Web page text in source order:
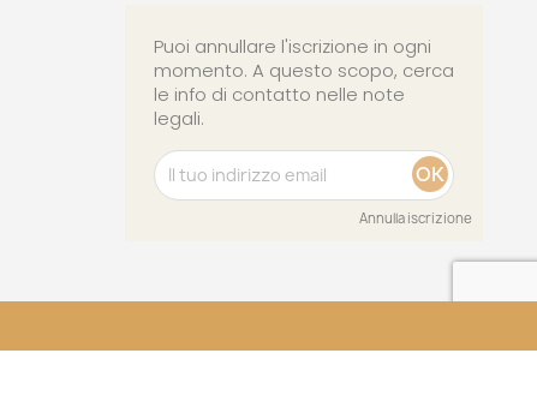
Puoi annullare l'iscrizione in ogni
momento. A questo scopo, cerca
le info di contatto nelle note
legali.
Annulla iscrizione